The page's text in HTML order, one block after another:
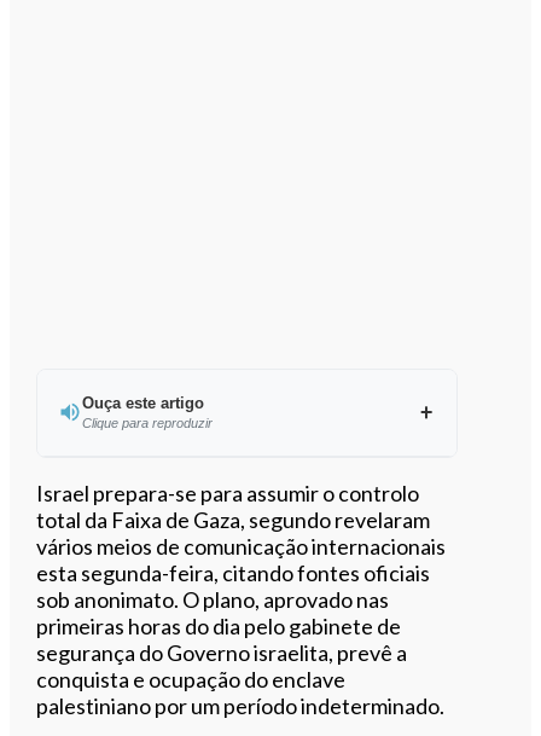
Ouça este artigo
Clique para reproduzir
Ouvir este artigo
Israel prepara-se para assumir o controlo
total da Faixa de Gaza, segundo revelaram
vários meios de comunicação internacionais
esta segunda-feira, citando fontes oficiais
sob anonimato. O plano, aprovado nas
primeiras horas do dia pelo gabinete de
segurança do Governo israelita, prevê a
conquista e ocupação do enclave
palestiniano por um período indeterminado.